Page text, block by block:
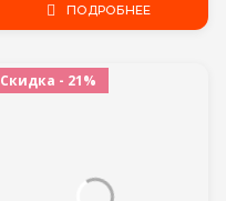
GoPro Hero 8 7 6 5 4 3+2 1
ПОДРОБНЕЕ
Скидка - 21%